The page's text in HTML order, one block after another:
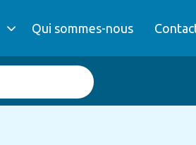
Qui sommes-nous